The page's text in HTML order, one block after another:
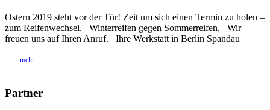
Ostern 2019 steht vor der Tür! Zeit um sich einen Termin zu holen –
zum Reifenwechsel. Winterreifen gegen Sommerreifen. Wir
freuen uns auf Ihren Anruf. Ihre Werkstatt in Berlin Spandau
mehr...
Partner